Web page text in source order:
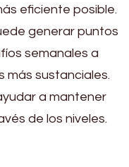
eficiente posible.
generar puntos
semanales a
más sustanciales.
a mantener
de los niveles.